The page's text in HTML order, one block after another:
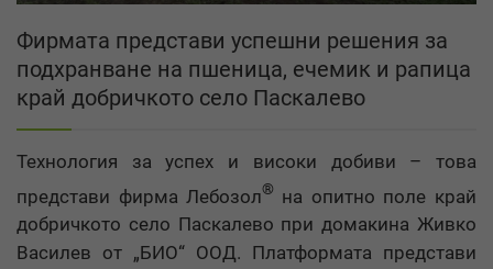
Фирмата представи успешни решения за
подхранване на пшеница, ечемик и рапица
край добричкото село Паскалево
Технология за успех и високи добиви – това
представи фирма Лебозол® на опитно поле край
добричкото село Паскалево при домакина Живко
Василев от „БИО“ ООД. Платформата представи